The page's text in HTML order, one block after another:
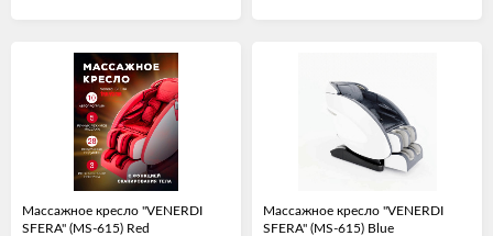
Массажное кресло "VENERDI
SFERA" (MS-615) Red
Массажное кресло "VENERDI
SFERA" (MS-615) Blue